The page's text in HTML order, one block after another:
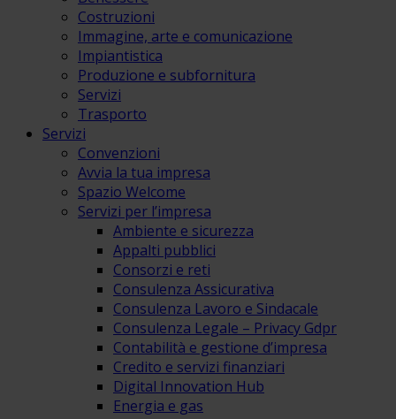
Costruzioni
Immagine, arte e comunicazione
Impiantistica
Produzione e subfornitura
Servizi
Trasporto
Servizi
Convenzioni
Avvia la tua impresa
Spazio Welcome
Servizi per l’impresa
Ambiente e sicurezza
Appalti pubblici
Consorzi e reti
Consulenza Assicurativa
Consulenza Lavoro e Sindacale
Consulenza Legale – Privacy Gdpr
Contabilità e gestione d’impresa
Credito e servizi finanziari
Digital Innovation Hub
Energia e gas